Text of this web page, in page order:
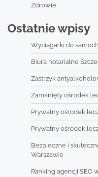
Zdrowie
Ostatnie wpisy
Wyciągarki do
Biura notarialne
Zastrzyk
Zamknięty ośrodek
Prywatny ośrodek
Prywatny ośrodek
Bezpieczne i
Warszawie
Ranking agencji SEO